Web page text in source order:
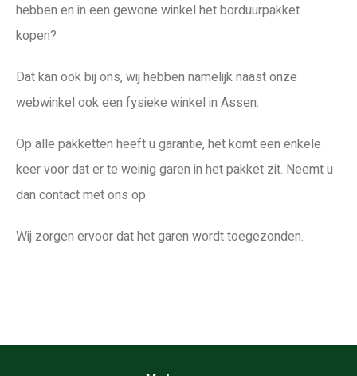
hebben en in een gewone winkel het borduurpakket
kopen?
Dat kan ook bij ons, wij hebben namelijk naast onze
webwinkel ook een fysieke winkel in Assen.
Op alle pakketten heeft u garantie, het komt een enkele
keer voor dat er te weinig garen in het pakket zit. Neemt u
dan contact met ons op.
Wij zorgen ervoor dat het garen wordt toegezonden.